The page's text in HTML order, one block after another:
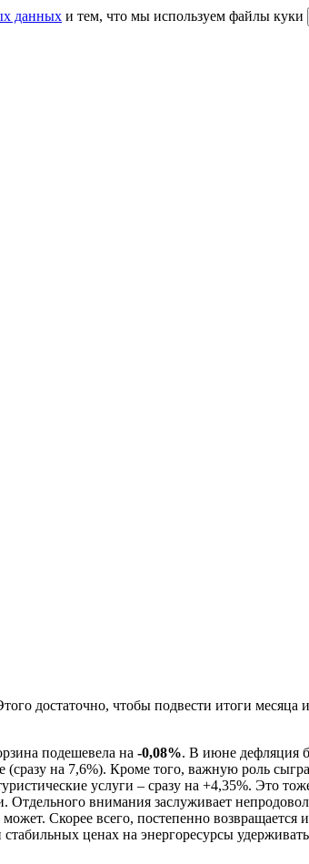
данных и тем, что мы используем файлы куки
достаточно, чтобы подвести итоги месяца
подешевела на -0,08%. В июне дефляция
(сразу на 7,6%). Кроме того, важную роль
услуги – сразу на +4,35%. Это
внимания заслуживает
Скорее всего, постепенно
ценах на энергоресурсы